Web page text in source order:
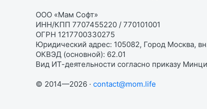
ООО «Мам Софт»
ИНН/КПП 7707455220 / 770101001
ОГРН 1217700330275
Юридический адрес: 105082, Город Москва,
ОКВЭД (основной): 62.01
Вид ИТ-деятельности согласно приказу
© 2014—2026 · contact@mom.life